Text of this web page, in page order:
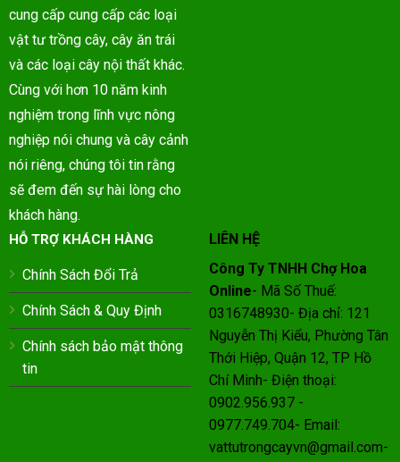
cung cấp cung cấp các loại
vật tư trồng cây, cây ăn trái
và các loại cây nội thất khác.
Cùng với hơn 10 năm kinh
nghiệm trong lĩnh vực nông
nghiệp nói chung và cây cảnh
nói riêng, chúng tôi tin rằng
sẽ đem đến sự hài lòng cho
khách hàng.
HỖ TRỢ KHÁCH HÀNG
Chính Sách Đổi Trả
Chính Sách & Quy Định
Chính sách bảo mật thông
tin
LIÊN HỆ
Công Ty TNHH Chợ Hoa
Online- Mã Số Thuế:
0316748930- Địa chỉ: 121
Nguyễn Thị Kiểu, Phường Tân
Thới Hiệp, Quận 12, TP Hồ
Chí Minh- Điện thoại:
0902.956.937 -
0977.749.704- Email:
vattutrongcayvn@gmail.com-